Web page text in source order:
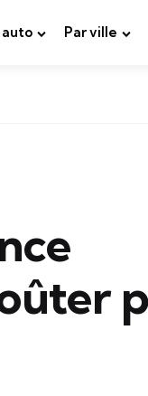
auto Par ville